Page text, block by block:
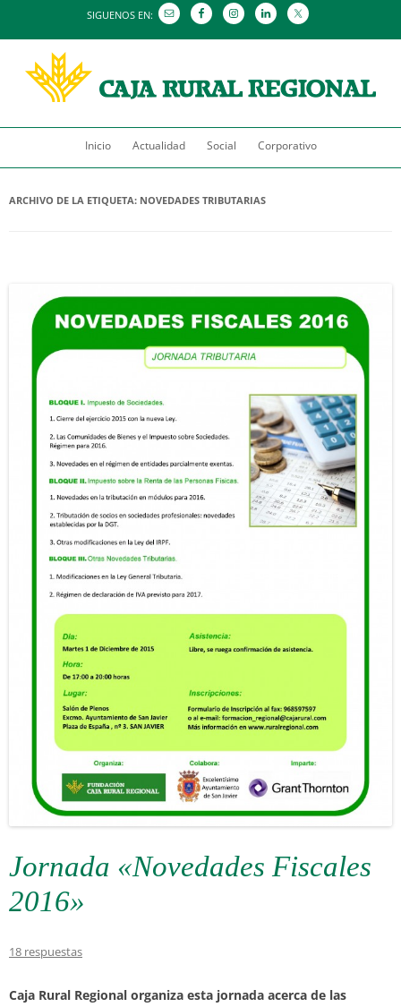
SIGUENOS EN:
Saltar
al
Inicio Actualidad Social Corporativo
ARCHIVO DE LA ETIQUETA: NOVEDADES TRIBUTARIAS
Jornada «Novedades Fiscales
2016»
18 respuestas
Caja Rural Regional organiza esta jornada acerca de las